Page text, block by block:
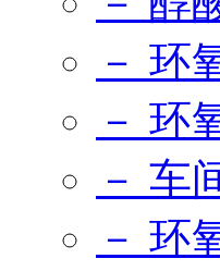
－ 环
－ 环
－ 车
－ 环